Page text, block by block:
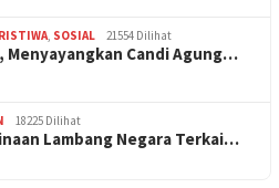
, SOSIAL 21554 Dilihat
Menyayangkan Candi Agung…
18225 Dilihat
Lambang Negara Terkai…